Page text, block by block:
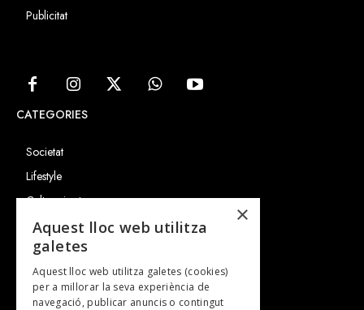
Publicitat
CATEGORIES
Societat
Lifestyle
Cultura i art
Entrevistes
Gastronomia
TV
Plans per fer
×
Aquest lloc web utilitza
galetes
Aquest lloc web utilitza galetes (cookies)
per a millorar la seva experiència de
navegació, publicar anuncis o contingut